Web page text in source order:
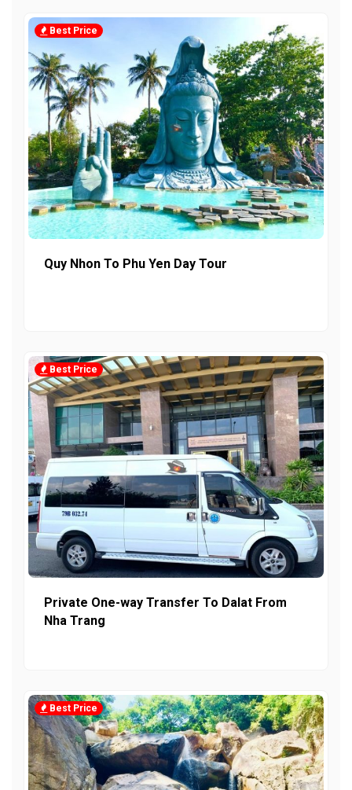
Best Price
Quy Nhon To Phu Yen Day Tour
Best Price
Private One-way Transfer To Dalat From
Nha Trang
Best Price